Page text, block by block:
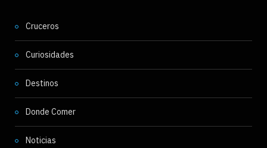
Cruceros
Curiosidades
Destinos
Donde Comer
Noticias